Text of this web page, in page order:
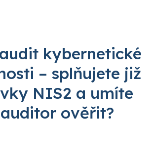
kybernetické
– splňujete již
NIS2 a umíte
ověřit?